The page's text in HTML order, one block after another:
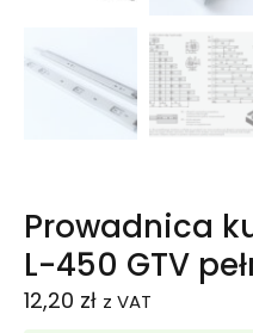
Prowadnica
L-450 GTV
12,20 zł z VAT